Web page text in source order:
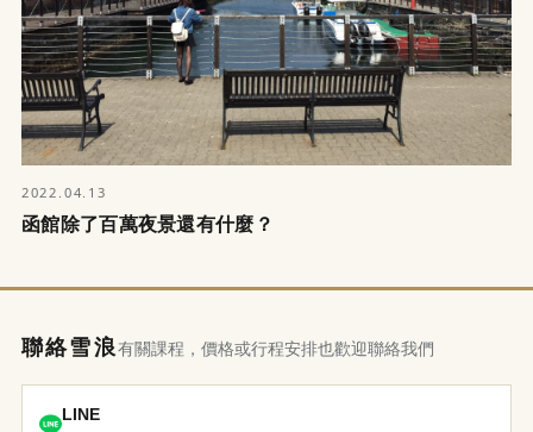
2022.04.13
函館除了百萬夜景還有什麼？
聯絡雪浪 有關課程，價格或行程安排也歡迎聯絡我們
LINE